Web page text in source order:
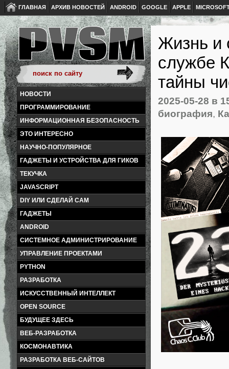
ГЛАВНАЯ АРХИВ НОВОСТЕЙ ANDROID GOOGLE APPLE
НОВОСТИ
ПРОГРАММИРОВАНИЕ
ИНФОРМАЦИОННАЯ БЕЗОПАСНОСТЬ
ЭТО ИНТЕРЕСНО
НАУЧНО-ПОПУЛЯРНОЕ
ГАДЖЕТЫ И УСТРОЙСТВА ДЛЯ ГИКОВ
ТЕКУЧКА
JAVASCRIPT
DIY ИЛИ СДЕЛАЙ САМ
ГАДЖЕТЫ
ANDROID
СИСТЕМНОЕ АДМИНИСТРИРОВАНИЕ
УПРАВЛЕНИЕ ПРОЕКТАМИ
PYTHON
РАЗРАБОТКА
ИСКУССТВЕННЫЙ ИНТЕЛЛЕКТ
OPEN SOURCE
БУДУЩЕЕ ЗДЕСЬ
ВЕБ-РАЗРАБОТКА
КОСМОНАВТИКА
РАЗРАБОТКА ВЕБ-САЙТОВ
Жизнь и
службе
тайны
2025-05-28 в
биография,